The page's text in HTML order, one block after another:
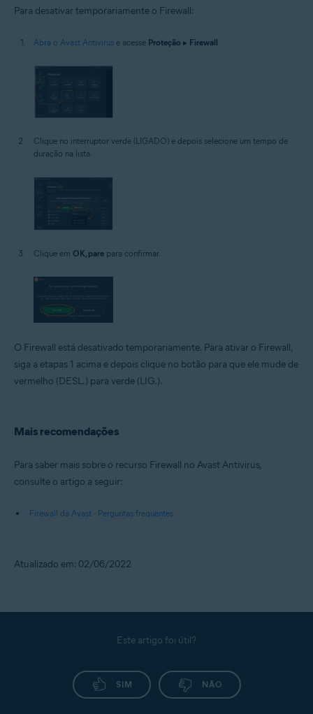
Para desativar temporariamente o Firewall:
Abra o Avast Antivirus e acesse Proteção ▸ Firewall
Clique no interruptor verde (LIGADO) e depois selecione um tempo de
duração na lista.
Clique em OK, pare para confirmar.
O Firewall está desativado temporariamente. Para ativar o Firewall,
siga a etapas 1 acima e depois clique no botão para que ele mude de
vermelho (DESL.) para verde (LIG.).
Mais recomendações
Para saber mais sobre o recurso Firewall no Avast Antivirus,
consulte o artigo a seguir:
Firewall da Avast - Perguntas frequentes
Atualizado em: 02/06/2022
Este artigo foi útil?
SIM NÃO